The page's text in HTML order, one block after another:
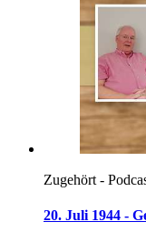
Zugehört -
20. Juli 1944 -